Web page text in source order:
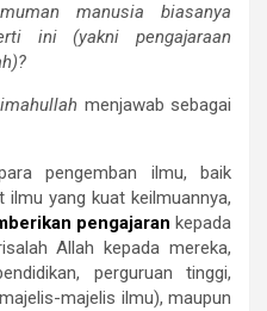
manusia biasanya
ini (yakni pengajaraan
menjawab sebagai
pengemban ilmu, baik
ilmu yang kuat keilmuannya,
pengajaran kepada
Allah kepada mereka,
perguruan tinggi,
majelis ilmu), maupun